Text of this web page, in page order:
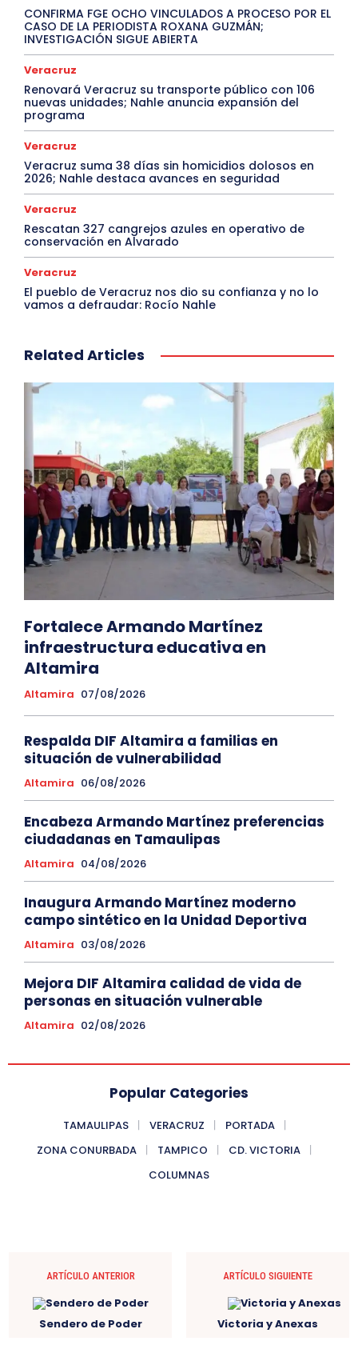
CONFIRMA FGE OCHO VINCULADOS A PROCESO POR EL
CASO DE LA PERIODISTA ROXANA GUZMÁN;
INVESTIGACIÓN SIGUE ABIERTA
Veracruz
Renovará Veracruz su transporte público con 106
nuevas unidades; Nahle anuncia expansión del
programa
Veracruz
Veracruz suma 38 días sin homicidios dolosos en
2026; Nahle destaca avances en seguridad
Veracruz
Rescatan 327 cangrejos azules en operativo de
conservación en Alvarado
Veracruz
El pueblo de Veracruz nos dio su confianza y no lo
vamos a defraudar: Rocío Nahle
Related Articles
Fortalece Armando Martínez
infraestructura educativa en
Altamira
Altamira 07/08/2026
Respalda DIF Altamira a familias en
situación de vulnerabilidad
Altamira 06/08/2026
Encabeza Armando Martínez preferencias
ciudadanas en Tamaulipas
Altamira 04/08/2026
Inaugura Armando Martínez moderno
campo sintético en la Unidad Deportiva
Altamira 03/08/2026
Mejora DIF Altamira calidad de vida de
personas en situación vulnerable
Altamira 02/08/2026
Popular Categories
TAMAULIPAS VERACRUZ
PORTADA
ZONA CONURBADA
TAMPICO
CD. VICTORIA
COLUMNAS
ARTÍCULO ANTERIOR
Sendero de Poder
ARTÍCULO SIGUIENTE
Victoria y Anexas